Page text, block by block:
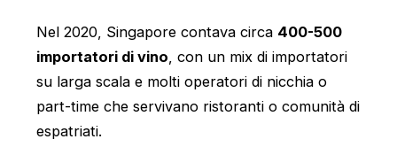
Nel 2020, Singapore contava circa 400-500
importatori di vino , con un mix di importatori
su larga scala e molti operatori di nicchia o
part-time che servivano ristoranti o comunità di
espatriati.